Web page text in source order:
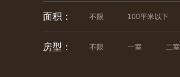
面积： 不限 100平米以下
房型： 不限 一室 二室